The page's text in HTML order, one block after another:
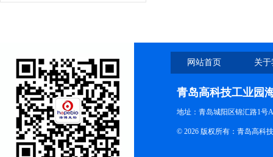
网站首页 关
青岛高科技工业园
地址：青岛城阳区锦汇路1号
© 2026 版权所有：青岛高科